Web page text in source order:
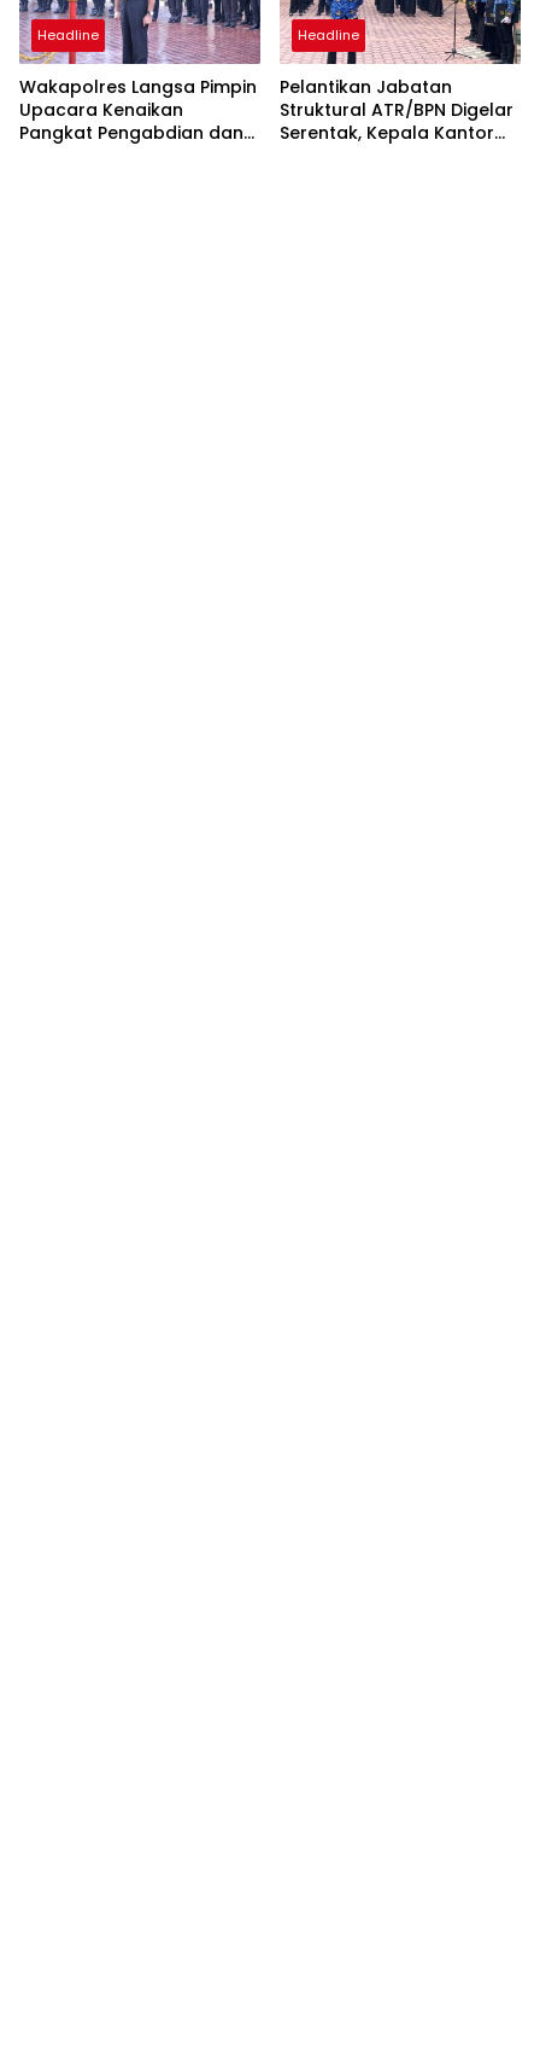
Headline
Wakapolres Langsa Pimpin
Upacara Kenaikan
Pangkat Pengabdian dan
Headline
Pelantikan Jabatan
Struktural ATR/BPN Digelar
Serentak, Kepala Kantor